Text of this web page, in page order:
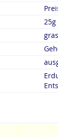
25g